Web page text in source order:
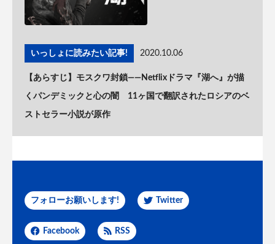
いっしょに読みたい記事! 2020.10.06
【あらすじ】モスクワ封鎖——Netflixドラマ『湖へ』が描
くパンデミックと心の闇 11ヶ国で翻訳されたロシアのベ
ストセラー小説が原作
フォローお願いします! Twitter
Facebook RSS